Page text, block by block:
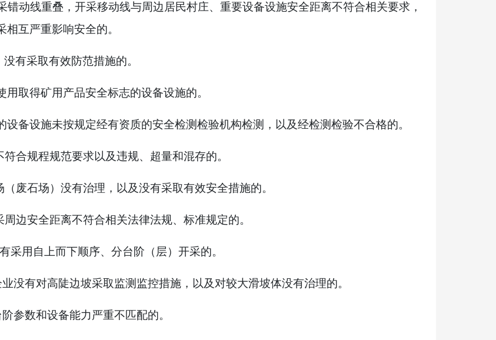
错动线重叠，开采移动线与周边居民村庄、重要设备设施安全距离不符合相关要求，
相互严重影响安全的。
有采取有效防范措施的。
用取得矿用产品安全标志的设备设施的。
设备设施未按规定经有资质的安全检测检验机构检测，以及经检测检验不合格的。
符合规程规范要求以及违规、超量和混存的。
废石场）没有治理，以及没有采取有效安全措施的。
周边安全距离不符合相关法律法规、标准规定的。
采用自上而下顺序、分台阶（层）开采的。
没有对高陡边坡采取监测监控措施，以及对较大滑坡体没有治理的。
参数和设备能力严重不匹配的。